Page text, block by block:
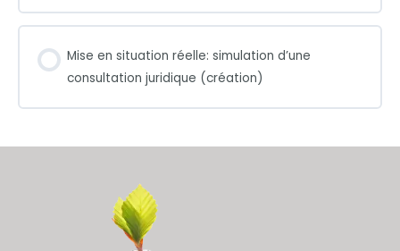
Mise en situation réelle: simulation d’une
consultation juridique (création)